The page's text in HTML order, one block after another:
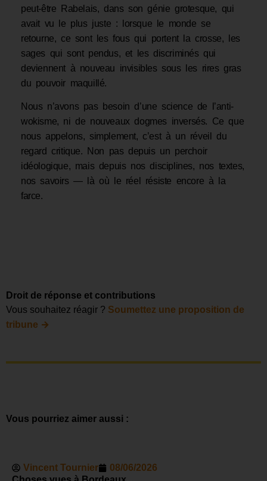
peut-être Rabelais, dans son génie grotesque, qui
avait vu le plus juste : lorsque le monde se
retourne, ce sont les fous qui portent la crosse, les
sages qui sont pendus, et les discriminés qui
deviennent à nouveau invisibles sous les rires gras
du pouvoir maquillé.
Nous n’avons pas besoin d’une science de l’anti-
wokisme, ni de nouveaux dogmes inversés. Ce que
nous appelons, simplement, c’est à un réveil du
regard critique. Non pas depuis un perchoir
idéologique, mais depuis nos disciplines, nos textes,
nos savoirs — là où le réel résiste encore à la
farce.
Droit de réponse et contributions
Vous souhaitez réagir ? Soumettez une proposition de
tribune →
Vous pourriez aimer aussi :
Vincent Tournier
08/06/2026